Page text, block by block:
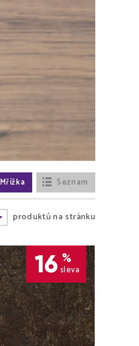
Mřížka Seznam
produktů na stránku
16 %
sleva